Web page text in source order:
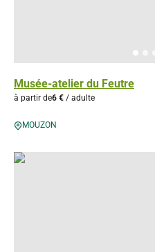
Musée-atelier du Feutre
à partir de6 € / adulte
MOUZON
Rimbaud suites